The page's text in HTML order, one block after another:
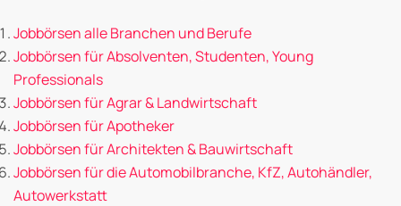
Jobbörsen alle Branchen und Berufe
Jobbörsen für Absolventen, Studenten, Young
Professionals
Jobbörsen für Agrar & Landwirtschaft
Jobbörsen für Apotheker
Jobbörsen für Architekten & Bauwirtschaft
Jobbörsen für die Automobilbranche, KfZ, Autohändler,
Autowerkstatt